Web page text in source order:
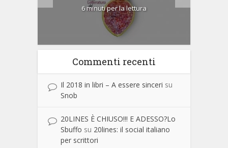
6 minuti per la lettura
Commenti recenti
Il 2018 in libri – A essere sinceri su
Snob
20LINES È CHIUSO!!! E ADESSO?Lo
Sbuffo su 20lines: il social italiano
per scrittori